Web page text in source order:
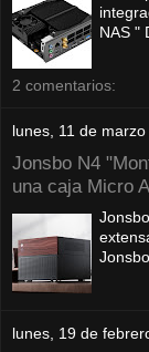
NAS "
2 comentarios:
lunes, 11 de
Jonsbo N4
una caja Micro
lunes, 19 de